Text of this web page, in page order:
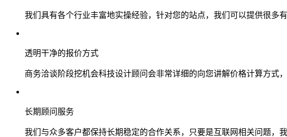
我们具有各个行业丰富地实操经验，针对您的站点，我们可以提供很多
透明干净的报价方式
商务洽谈阶段挖机会科技设计顾问会非常详细的向您讲解价格计算方式
长期顾问服务
我们与众多客户都保持长期稳定的合作关系，只要是互联网相关问题，